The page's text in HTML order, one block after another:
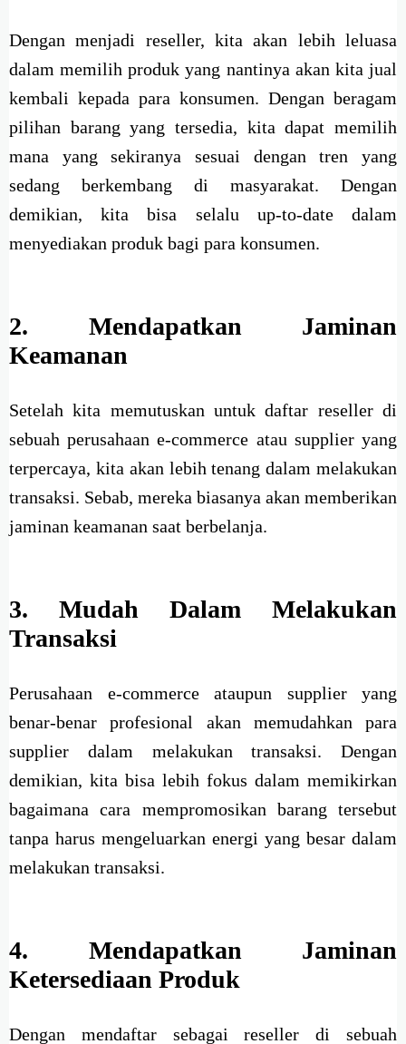
Dengan menjadi reseller, kita akan lebih leluasa
dalam memilih produk yang nantinya akan kita jual
kembali kepada para konsumen. Dengan beragam
pilihan barang yang tersedia, kita dapat memilih
mana yang sekiranya sesuai dengan tren yang
sedang berkembang di masyarakat. Dengan
demikian, kita bisa selalu up-to-date dalam
menyediakan produk bagi para konsumen.
2.
Mendapatkan Jaminan
Keamanan
Setelah kita memutuskan untuk daftar reseller di
sebuah perusahaan e-commerce atau supplier yang
terpercaya, kita akan lebih tenang dalam melakukan
transaksi. Sebab, mereka biasanya akan memberikan
jaminan keamanan saat berbelanja.
3. Mudah Dalam Melakukan
Transaksi
Perusahaan e-commerce ataupun supplier yang
benar-benar profesional akan memudahkan para
supplier dalam melakukan transaksi. Dengan
demikian, kita bisa lebih fokus dalam memikirkan
bagaimana cara mempromosikan barang tersebut
tanpa harus mengeluarkan energi yang besar dalam
melakukan transaksi.
4. Mendapatkan Jaminan
Ketersediaan Produk
Dengan mendaftar sebagai reseller di sebuah